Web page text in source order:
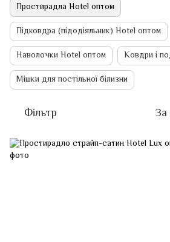
Простирадла Hotel оптом
Підковдра (підодіяльник) Hotel оптом
Наволочки Hotel оптом
Ковдри і
Мішки для постільної білизни
Фільтр За